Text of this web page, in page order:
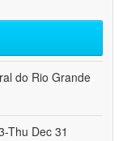
do Rio Grande
Thu Dec 31